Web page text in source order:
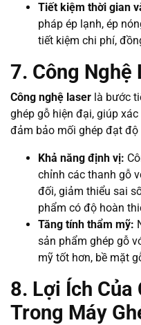
Tiết kiệm thời gian
pháp ép lạnh, ép
tiết kiệm chi phí,
7. Công Nghệ
Công nghệ laser là bước
ghép gỗ hiện đại, giúp
đảm bảo mối ghép đạt độ
Khả năng định vị:
chỉnh các thanh gỗ
đối, giảm thiểu sai
phẩm có độ hoàn
Tăng tính thẩm mỹ:
sản phẩm ghép gỗ
mỹ tốt hơn, bề mặt
8. Lợi Ích Của
Trong Máy